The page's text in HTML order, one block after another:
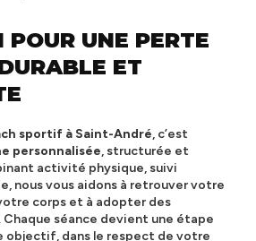
POUR UNE PERTE
ET
sportif à Saint-André, c’est
personnalisée, structurée et
activité physique, suivi
nous vous aidons à retrouver votre
corps et à adopter des
Chaque séance devient une étape
objectif, dans le respect de votre